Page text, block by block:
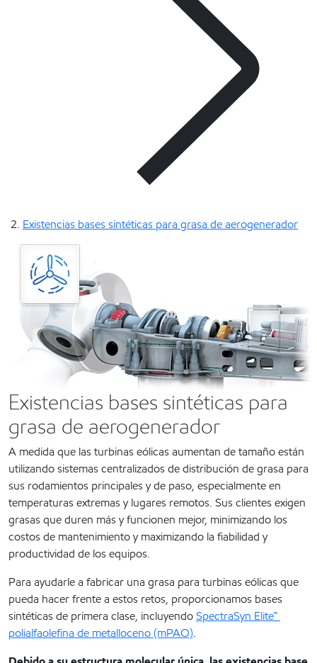
Existencias bases sintéticas para grasa de aerogenerador
Existencias bases sintéticas para
grasa de aerogenerador
A medida que las turbinas eólicas aumentan de tamaño están
utilizando sistemas centralizados de distribución de grasa para
sus rodamientos principales y de paso, especialmente en
temperaturas extremas y lugares remotos. Sus clientes exigen
grasas que duren más y funcionen mejor, minimizando los
costos de mantenimiento y maximizando la fiabilidad y
productividad de los equipos.
Para ayudarle a fabricar una grasa para turbinas eólicas que
pueda hacer frente a estos retos, proporcionamos bases
sintéticas de primera clase, incluyendoSpectraSyn Elite™
polialfaolefina de metalloceno (mPAO).